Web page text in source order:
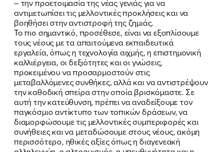
– την προετοιμασία της νέας γενιάς για να
αντιμετωπίσει τις μελλοντικές προκλήσεις και να
βοηθήσει στην αντιστροφή της ζημιάς.
Το πιο σημαντικό, προσέθεσε, είναι να εξοπλίσουμε
τους νέους με τα απαιτούμενα εκπαιδευτικά
εργαλεία, όπως η τεχνολογία αιχμής, η επιστημονική
καλλιέργεια, οι δεξιότητες και οι γνώσεις,
προκειμένου να προσαρμοστούν στις
μεταβαλλόμενες συνθήκες, αλλά και να αντιστρέψουν
την καθοδική σπείρα στην οποία βρισκόμαστε. Σε
αυτή την κατεύθυνση, πρέπει να αναδείξουμε τον
παγκόσμιο αντίκτυπο των τοπικών δράσεων, να
διαμορφώσουμε τις μελλοντικές συμπεριφορές και
συνήθειες και να μεταδώσουμε στους νέους, ακόμη
περισσότερο, ηθικές αξίες όπως η διαγενεακή